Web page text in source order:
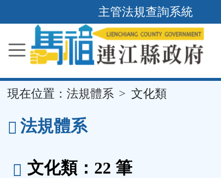
內
容
主管法規查詢系統
現在位置： 法規體系 文化類
法規體系
文化類：22 筆